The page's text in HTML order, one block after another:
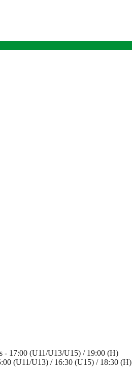
- 17:00 (U11/U13/U15) / 19:00 (H)
(U11/U13) / 16:30 (U15) / 18:30 (H)